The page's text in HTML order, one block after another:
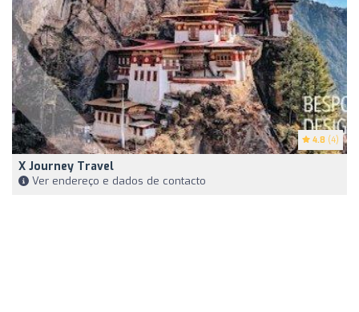
4.8 (4)
X Journey Travel
Ver endereço e dados de contacto